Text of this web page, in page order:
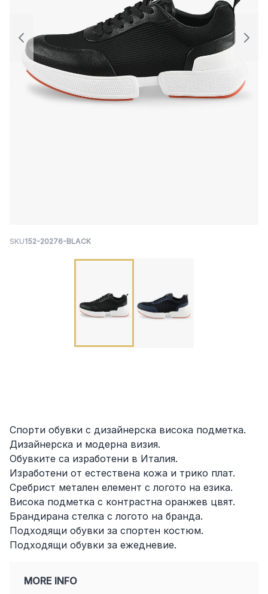
SKU152-20276-BLACK
Спорти обувки с дизайнерска висока подметка.
Дизайнерска и модерна визия.
Обувките са изработени в Италия.
Изработени от естествена кожа и трико плат.
Сребрист метален елемент с логото на езика.
Висока подметка с контрастна оранжев цвят.
Брандирана стелка с логото на бранда.
Подходящи обувки за спортен костюм.
Подходящи обувки за ежедневие.
MORE INFO